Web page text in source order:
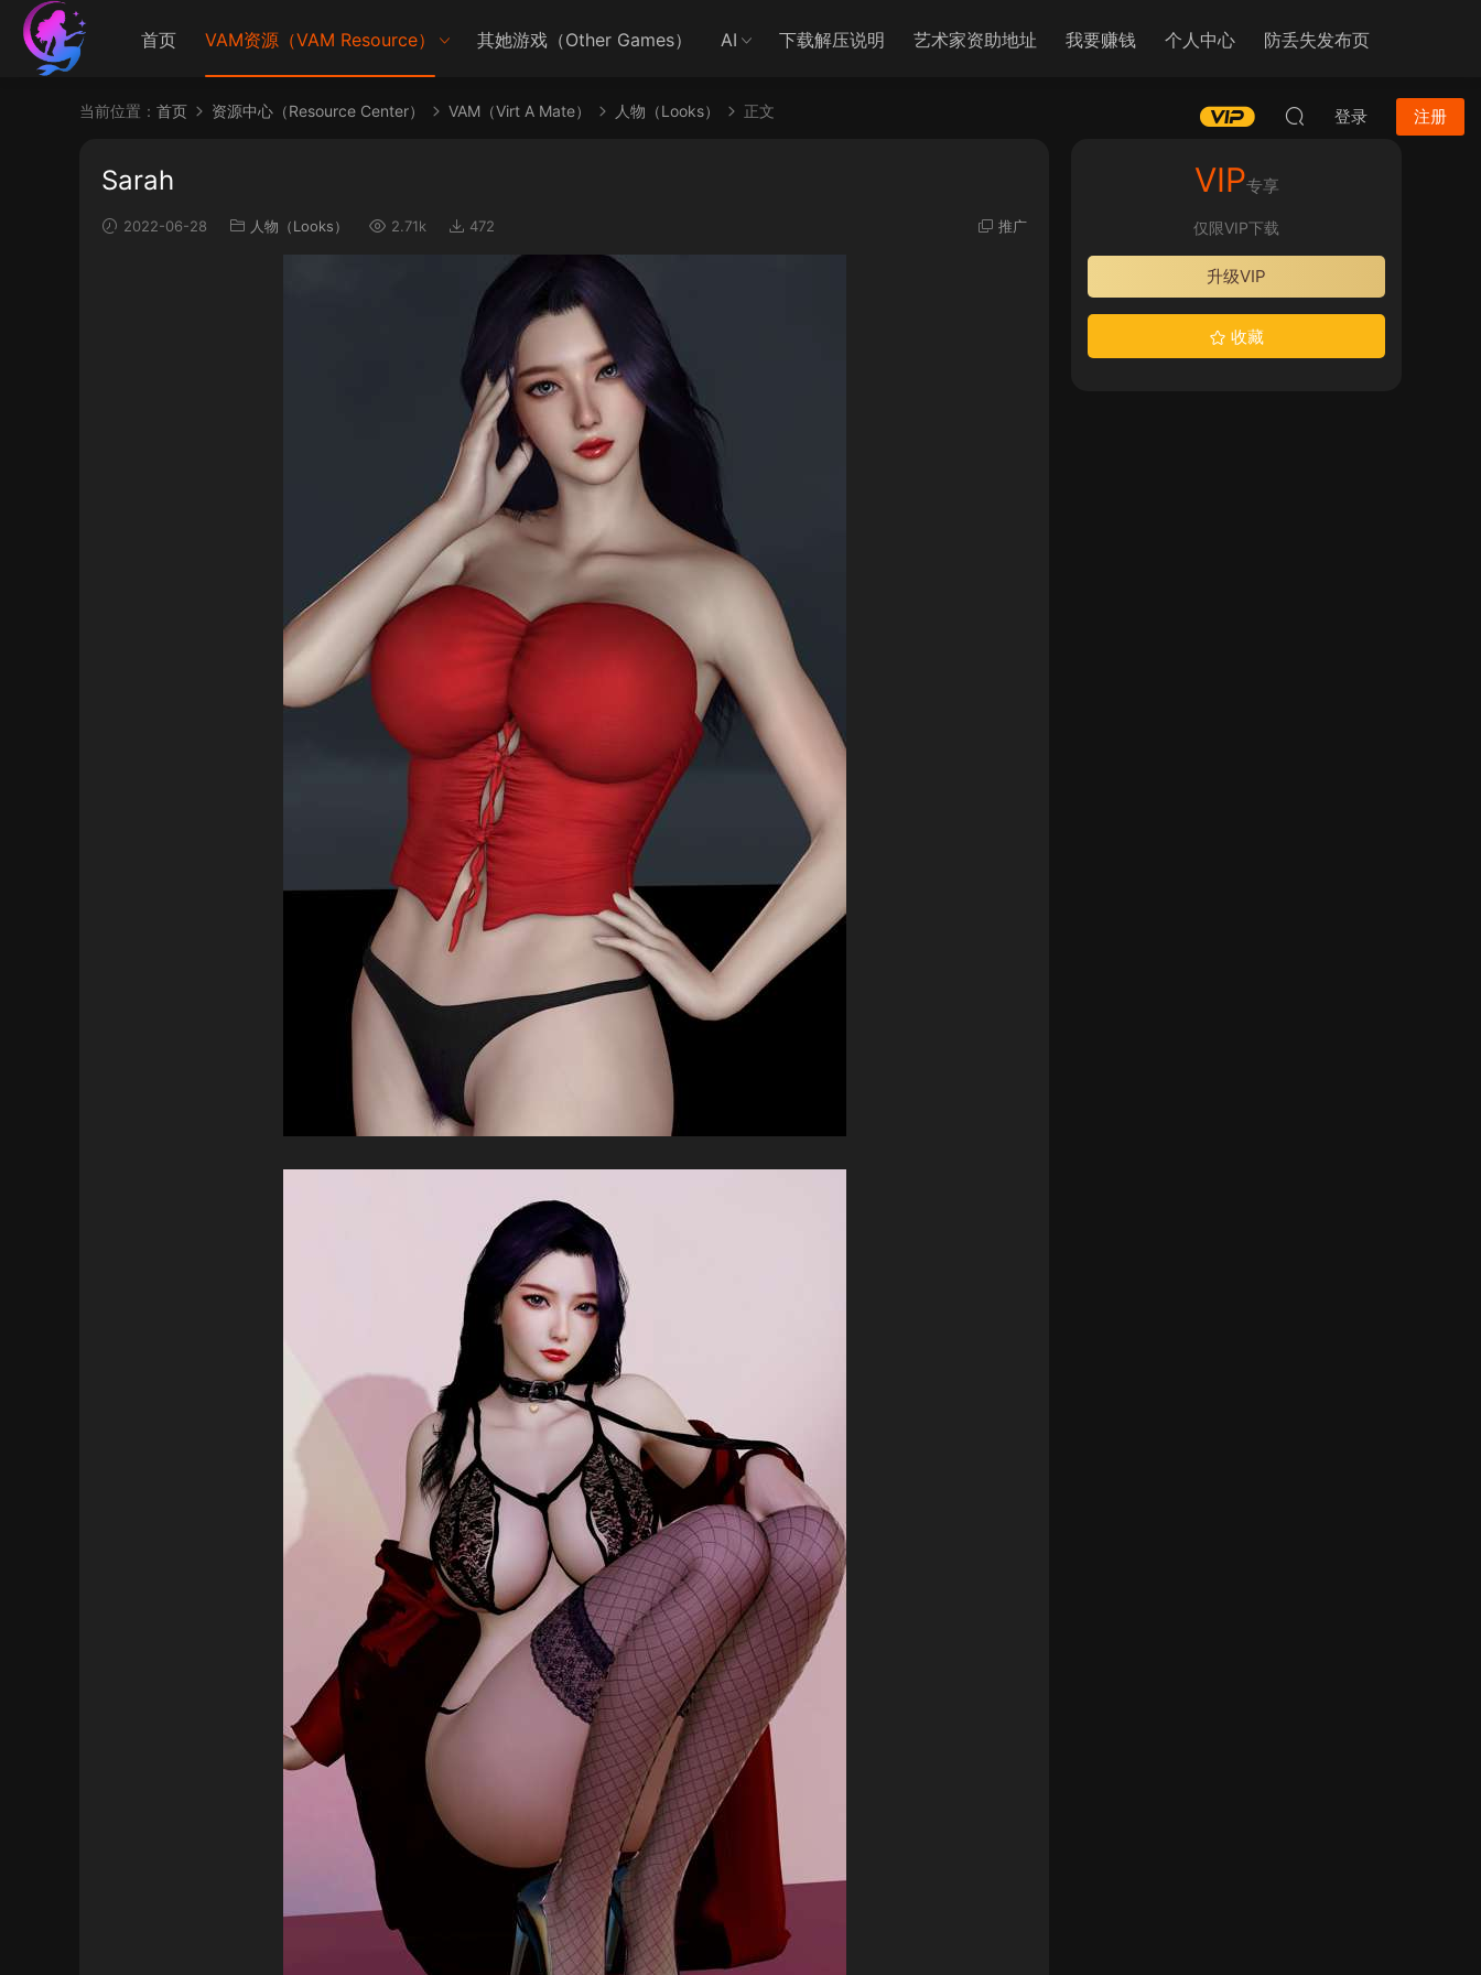
首页 VAM资源（VAM Resource） 其她游戏（Other Games） AI 下载解压说明 艺术家资助地址 我要赚钱 个人中心 防丢失发布页
登录 注册
当前位置： 首页 资源中心（Resource Center） VAM（Virt A Mate） 人物（Looks） 正文
Sarah
2022-06-28 人物（Looks） 2.71k 472 推广
VIP专享
仅限VIP下载
升级VIP
收藏